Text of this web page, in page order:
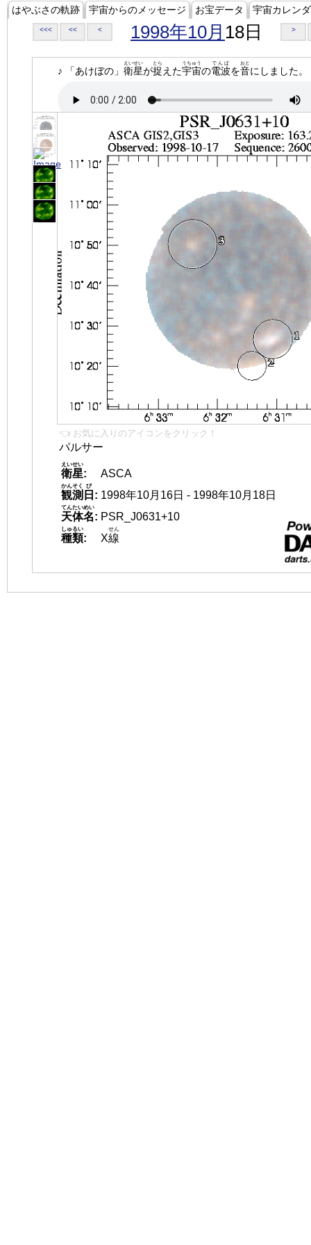
はやぶさの軌跡 宇宙からのメッセージ お宝データ 宇宙カレン
<<< << < 1998年10月 18日 >
♪ 「あけぼの」 衛星
えいせい
が捉
とら
えた宇宙
うちゅう
の電波
でんぱ
を音
おと
にしました。
👈 お気に入りのアイコンをクリック！
パルサー
衛星
えいせい
:
ASCA
観測
かんそく
日
び
: 1998年10月16日 - 1998年10月18日
天体名
てんたいめい
: PSR_J0631+10
種類
しゅるい
: X線
せん